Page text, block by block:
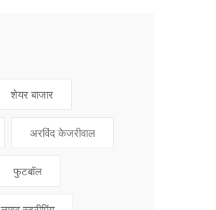
शेयर बाजार
अरविंद केजरीवाल
फुटबॉल